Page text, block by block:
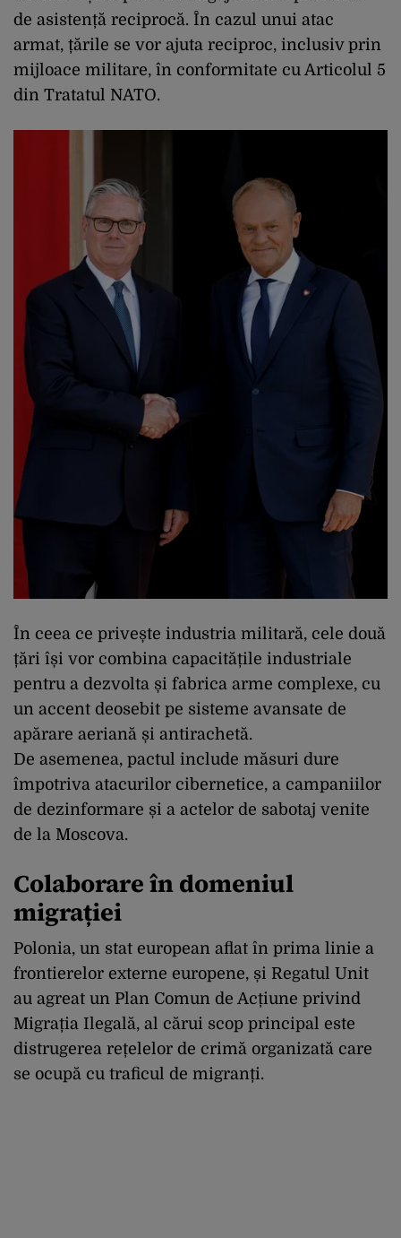
de asistență reciprocă. În cazul unui atac
armat, țările se vor ajuta reciproc, inclusiv prin
mijloace militare, în conformitate cu Articolul 5
din Tratatul NATO.
În ceea ce privește industria militară, cele două
țări își vor combina capacitățile industriale
pentru a dezvolta și fabrica arme complexe, cu
un accent deosebit pe sisteme avansate de
apărare aeriană și antirachetă.
De asemenea, pactul include măsuri dure
împotriva atacurilor cibernetice, a campaniilor
de dezinformare și a actelor de sabotaj venite
de la Moscova.
Colaborare în domeniul
migrației
Polonia, un stat european aflat în prima linie a
frontierelor externe europene, și Regatul Unit
au agreat un Plan Comun de Acțiune privind
Migrația Ilegală, al cărui scop principal este
distrugerea rețelelor de crimă organizată care
se ocupă cu traficul de migranți.